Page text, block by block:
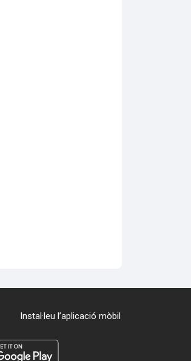
Instal·leu l’aplicació mòbil